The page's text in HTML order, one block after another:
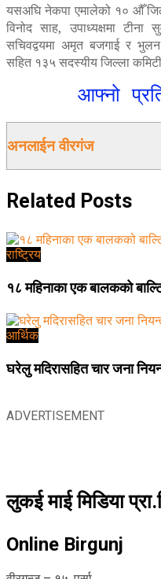
यसअघि नेकपा एमालेको १० औँ
विनोद साह, उपाध्यक्षमा
सचिवद्वयमा अमृत बजगाई र भुलन
सहित १३५ सदस्यीय जिल्ला
आफ्नो
अनलाईन वीरगंज
Related Posts
राष्ट्रिय
१८ महिनाका एक बालकको
आर्थिक
घरेलु मदिरासहित चार जना
ADVERTISEMENT
लुकई माई मिडिया
Online Birgunj